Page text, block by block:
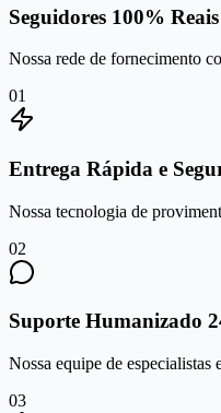
Seguidores 100%
Nossa rede de fornecimento
01
Entrega Rápida e
Nossa tecnologia de
02
Suporte Humanizado
Nossa equipe de
03